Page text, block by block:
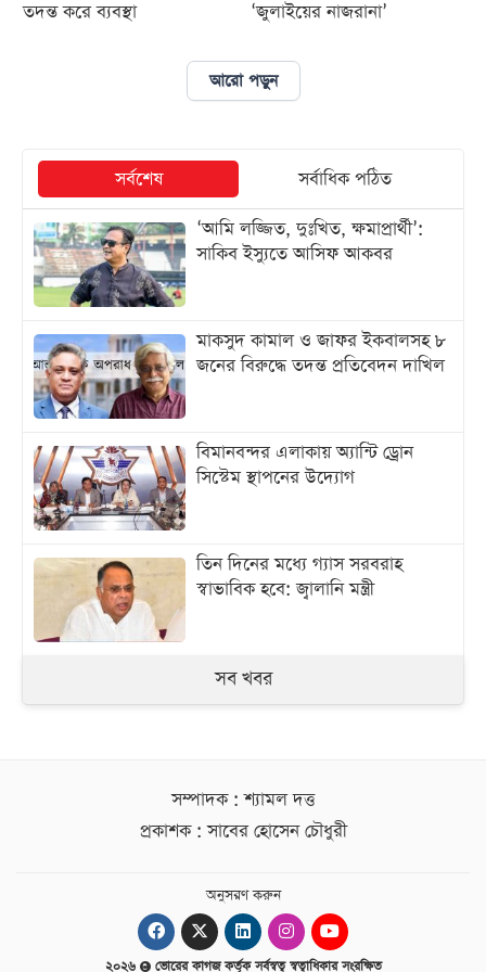
পেপার
তদন্ত করে ব্যবস্থা
‘জুলাইয়ের নাজরানা’
আরো পড়ুন
সর্বশেষ
সর্বাধিক পঠিত
‘আমি লজ্জিত, দুঃখিত, ক্ষমাপ্রার্থী’:
সাকিব ইস্যুতে আসিফ আকবর
মাকসুদ কামাল ও জাফর ইকবালসহ ৮
জনের বিরুদ্ধে তদন্ত প্রতিবেদন দাখিল
বিমানবন্দর এলাকায় অ্যান্টি ড্রোন
সিস্টেম স্থাপনের উদ্যোগ
তিন দিনের মধ্যে গ্যাস সরবরাহ
স্বাভাবিক হবে: জ্বালানি মন্ত্রী
সব খবর
সম্পাদক : শ্যামল দত্ত
প্রকাশক : সাবের হোসেন চৌধুরী
অনুসরণ করুন
২০২৬ ভোরের কাগজ কর্তৃক সর্বস্বত্ব স্বত্বাধিকার সংরক্ষিত